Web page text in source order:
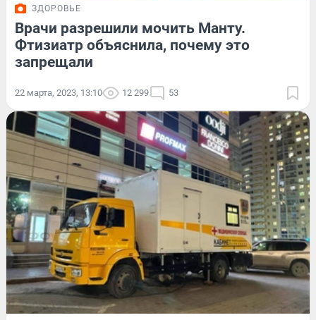
ЗДОРОВЬЕ
Врачи разрешили мочить Манту.
Фтизиатр объяснила, почему это
запрещали
22 марта, 2023, 13:10 12 299 53